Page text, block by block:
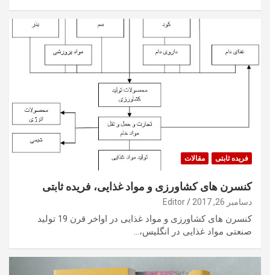
فریده ثابتی مقالات
کنسرن های کشاورزی و مواد غذایی، فریده ثابتی
دسامبر 26, 2017 Editor
کنسرن های کشاورزی و مواد غذایی در اواخر قرن 19 تولید
صنعتی مواد غذایی در انگلیس،…